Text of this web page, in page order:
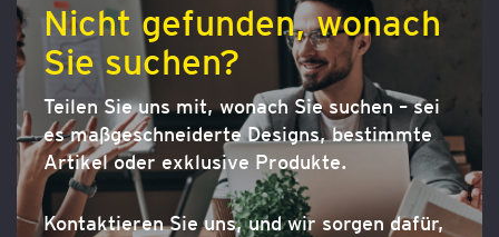
Nicht gefunden, wonach
Sie suchen?
Teilen Sie uns mit, wonach Sie suchen – sei
es maßgeschneiderte Designs, bestimmte
Artikel oder exklusive Produkte.
Kontaktieren Sie uns, und wir sorgen dafür,